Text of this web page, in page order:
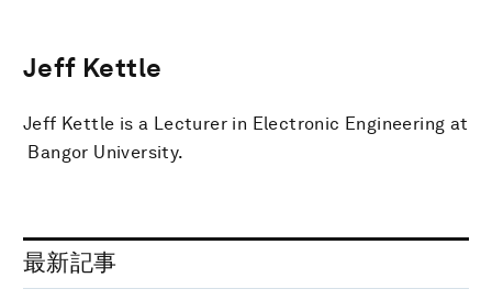
Jeff Kettle
Jeff Kettle is a ‎Lecturer in Electronic Engineering at
Bangor University.
最新記事